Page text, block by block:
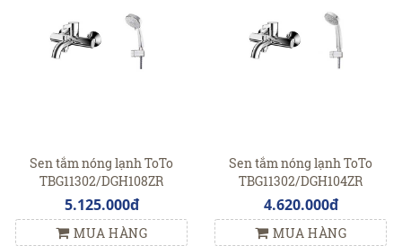
Sen tắm nóng lạnh ToTo
TBG11302/DGH108ZR
5.125.000đ
MUA HÀNG
Sen tắm nóng lạnh ToTo
TBG11302/DGH104ZR
4.620.000đ
MUA HÀNG